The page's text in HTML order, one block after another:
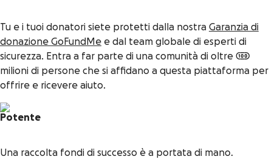
Tu e i tuoi donatori siete protetti dalla nostra Garanzia di
donazione GoFundMe e dal team globale di esperti di
sicurezza. Entra a far parte di una comunità di oltre 100
milioni di persone che si affidano a questa piattaforma per
offrire e ricevere aiuto.
Potente
Una raccolta fondi di successo è a portata di mano.